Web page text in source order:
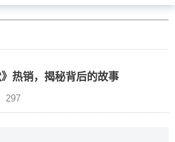
热销，揭秘背后的故事
297